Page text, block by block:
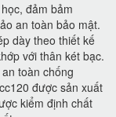
đảm bảm
an toàn bảo mật.
dày theo thiết kế
với thân két bạc.
toàn chống
được sản xuất
kiểm định chất